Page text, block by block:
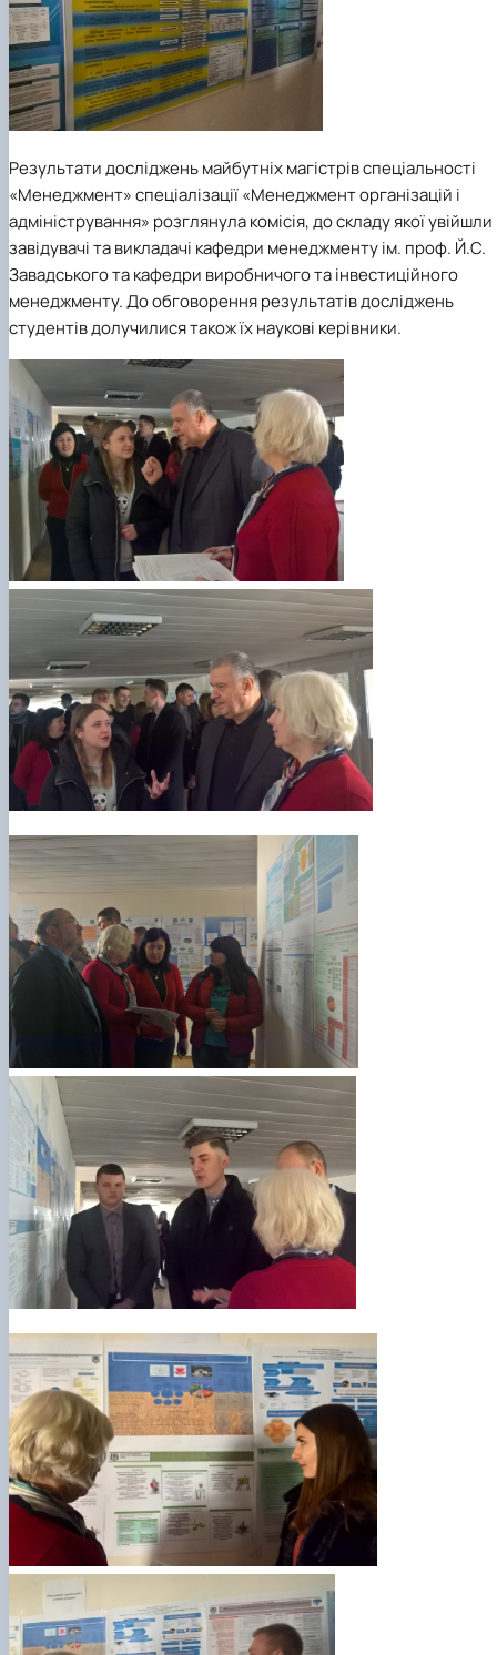
Результати досліджень майбутніх магістрів спеціальності
«Менеджмент» спеціалізації «Менеджмент організацій і
адміністрування» розглянула комісія, до складу якої увійшли
завідувачі та викладачі кафедри менеджменту ім. проф. Й.С.
Завадськоготакафедри виробничого та інвестиційного
менеджменту.До обговорення результатів досліджень
студентів долучилися також їх наукові керівники.